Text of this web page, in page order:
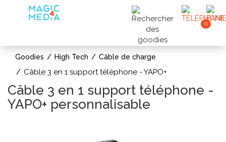
0
Goodies High Tech Câble de charge
Câble 3 en 1 support téléphone - YAPO+
Câble 3 en 1 support téléphone -
YAPO+ personnalisable